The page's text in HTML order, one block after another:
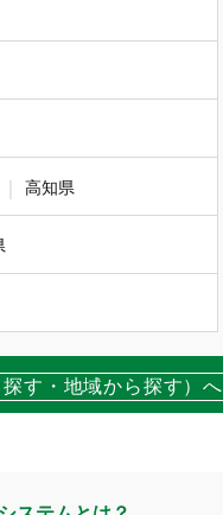
高知県
探す・地域から探す）へ